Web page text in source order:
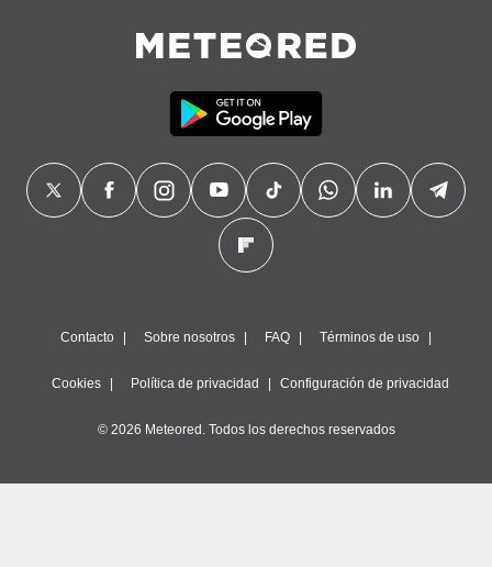
Contacto Sobre nosotros FAQ Términos de uso
Cookies Política de privacidad Configuración de privacidad
© 2026 Meteored. Todos los derechos reservados